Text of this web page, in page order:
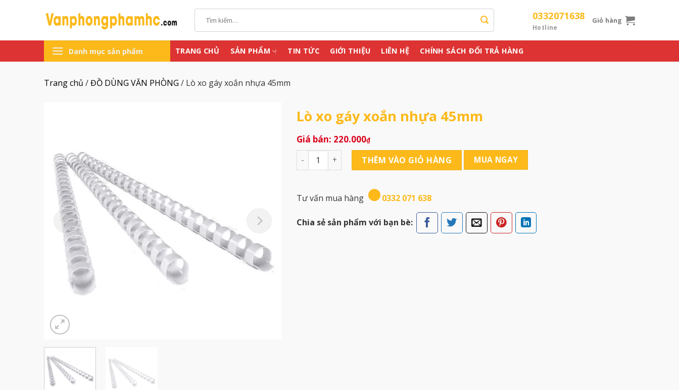
dung
kiếm:
0332071638
Hotline
Giỏ hàng
Danh mục sản phẩm TRANG CHỦ SẢN PHẨM TIN TỨC GIỚI THIỆU LIÊN HỆ CHÍNH SÁCH ĐỔI TRẢ HÀNG
Trang chủ /ĐỒ DÙNG VĂN PHÒNG / Lò xo gáy xoắn nhựa 45mm
Lò xo gáy xoắn nhựa 45mm
220.000₫
Lò xo gáy xoắn nhựa 45mm số lượng
THÊM VÀO GIỎ HÀNG MUA NGAY
Tư vấn mua hàng 0332 071 638
Chia sẻ sản phẩm với bạn bè: